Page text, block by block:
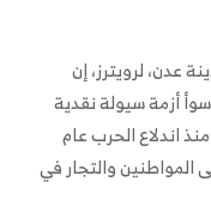
عدن، لرويترز، إن
أزمة سيولة نقدية
اندلاع الحرب عام
المواطنين والتجار في